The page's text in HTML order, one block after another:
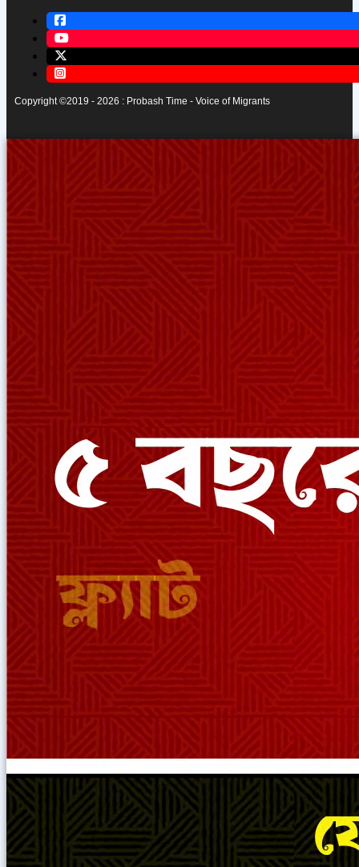
Copyright ©2019 - 2026 : Probash Time - Voice of Migrants